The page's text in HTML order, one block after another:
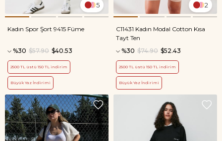
5
Kadın Spor Şort 9415 Füme
%30 $40.53
$57.90
2500 TL üstü 150 TL indirim
Büyük Yaz İndirimi
2
C11431 Kadın Modal Cotton Kısa
Tayt Ten
%30
$52.43
$74.90
2500 TL üstü 150 TL indirim
Büyük Yaz İndirimi